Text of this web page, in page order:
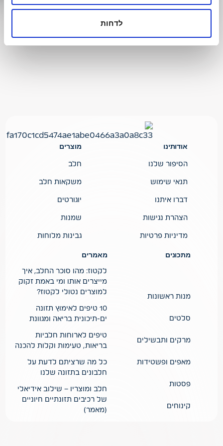
לדחות
אודותינו
הסיפור שלנו
תנאי שימוש
דברו איתנו
הצהרת נגישות
מדיניות פרטיות
מוצרים
חלב
משקאות חלב
יוגורטים
שמנות
גבינות מלוחות
מתכונים
מנות ראשונות
סלטים
מרקים ותבשילים
מאפים ופשטידות
פסטות
קינוחים
מאמרים
לקטוז: מהו סוכר החלב, איך
מייצרים אותו ומי באמת זקוק
למוצרים נטולי לקטוז?
10 טיפים לאימוץ תזונה
ים-תיכונית בריאה ומגוונת
טיפים לארוחות חלביות
בריאות, טעימות וקלות להכנה
כל מה שרציתם לדעת על
חלבונים בתזונה שלנו
חלב ומוצריו – שילוב אידיאלי
של רכיבים תזונתיים חיוניים
(מאמר)